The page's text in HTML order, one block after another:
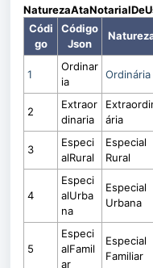
Códi
go
Código
Json
1
Ordinar
ia
Ordinária
2
Extraor
dinaria
ária
3
Especi
alRural
Especial
Rural
4
Especi
alUrba
na
Especial
Urbana
5
Especi
alFamil
ar
Especial
Familiar